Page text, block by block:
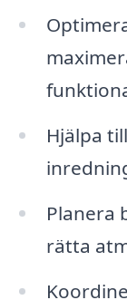
Hjälpa
Planera
rätta